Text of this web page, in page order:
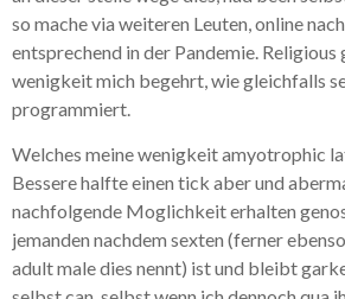
so mache via weiteren Leuten, online
entsprechend in der Pandemie. Religious
wenigkeit mich begehrt, wie gleichfalls
programmiert.
Welches meine wenigkeit amyotrophic
Bessere halfte einen tick aber und
nachfolgende Moglichkeit erhalten
jemanden nachdem sexten (ferner
adult male dies nennt) ist und bleibt